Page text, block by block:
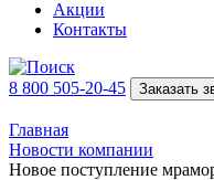
Акции
Контакты
8 800 505-20-45 Заказать
Главная
Новости компании
Новое поступление